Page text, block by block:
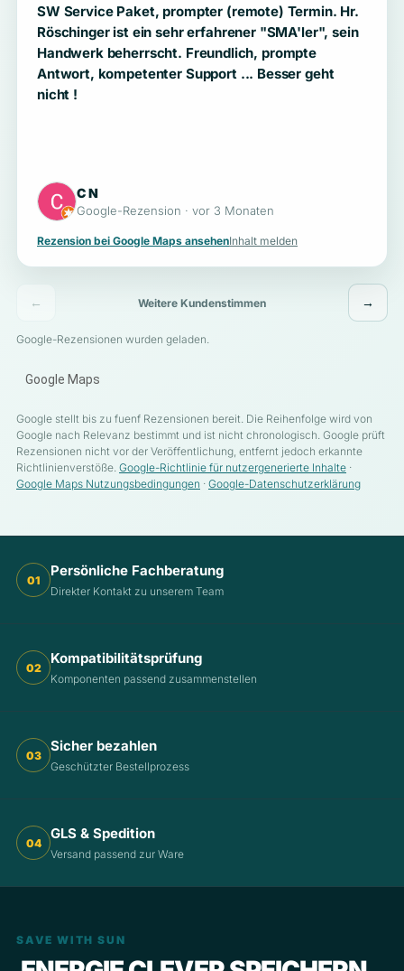
SW Service Paket, prompter (remote) Termin. Hr.
Röschinger ist ein sehr erfahrener "SMA'ler", sein
Handwerk beherrscht. Freundlich, prompte
Antwort, kompetenter Support ... Besser geht
nicht !
C N
Google-Rezension · vor 3 Monaten
Rezension bei Google Maps ansehenInhalt melden
← Weitere Kundenstimmen →
Google-Rezensionen wurden geladen.
Google Maps
Google stellt bis zu fuenf Rezensionen bereit. Die Reihenfolge wird von
Google nach Relevanz bestimmt und ist nicht chronologisch. Google prüft
Rezensionen nicht vor der Veröffentlichung, entfernt jedoch erkannte
Richtlinienverstöße. Google-Richtlinie für nutzergenerierte Inhalte ·
Google Maps Nutzungsbedingungen · Google-Datenschutzerklärung
01
Persönliche Fachberatung
Direkter Kontakt zu unserem Team
02
Kompatibilitätsprüfung
Komponenten passend zusammenstellen
03
Sicher bezahlen
Geschützter Bestellprozess
04
GLS & Spedition
Versand passend zur Ware
SAVE WITH SUN